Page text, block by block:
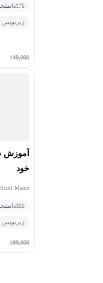
175
زیرنویس
149,000
آموزش
خود
Mautz
355
زیرنویس
199,000